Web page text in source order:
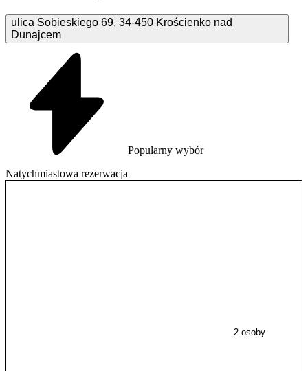
ulica Sobieskiego 69, 34-450 Krościenko nad
Dunajcem
Natychmiastowa rezerwacja
Popularny wybór
2 osoby